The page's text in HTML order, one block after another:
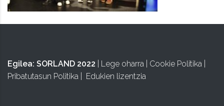
Egilea: SORLAND 2022 Lege oharra Cookie Politika
Pribatutasun Politika
Edukien lizentzia